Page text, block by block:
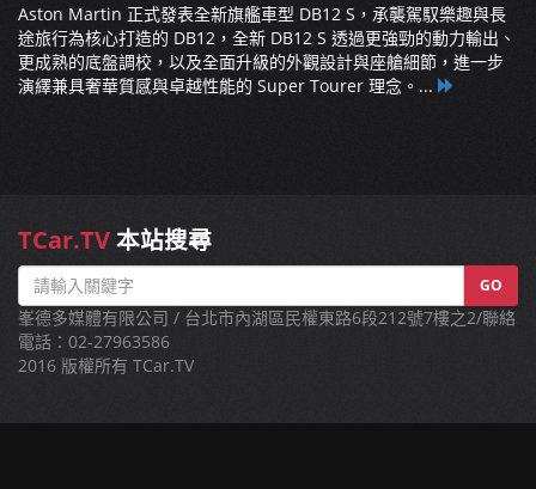
Aston Martin 正式發表全新旗艦車型 DB12 S，承襲駕馭樂趣與長
途旅行為核心打造的 DB12，全新 DB12 S 透過更強勁的動力輸出、
更成熟的底盤調校，以及全面升級的外觀設計與座艙細節，進一步
演繹兼具奢華質感與卓越性能的 Super Tourer 理念。...
TCar.TV本站搜尋
GO
峯德多媒體有限公司 / 台北市內湖區民權東路6段212號7樓之2/聯絡
電話：02-27963586
2016 版權所有 TCar.TV